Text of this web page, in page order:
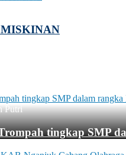
Putri
tingkap SMP